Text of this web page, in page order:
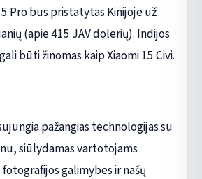
Pro bus pristatytas Kinijoje už
(apie 415 JAV dolerių). Indijos
būti žinomas kaip Xiaomi 15 Civi.
pažangias technologijas su
siūlydamas vartotojams
galimybes ir našų